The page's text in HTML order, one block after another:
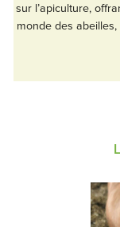
sur l’apiculture,
monde des